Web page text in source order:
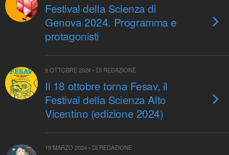
Festival della Scienza di
Genova 2024. Programma e
protagonisti
9 OTTOBRE 2024 • DI REDAZIONE
Il 18 ottobre torna Fesav, il
Festival della Scienza Alto
Vicentino (edizione 2024)
19 MARZO 2024 • DI REDAZIONE